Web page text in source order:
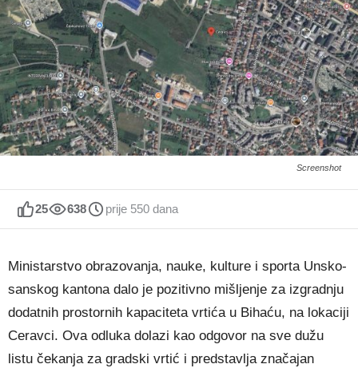
Screenshot
25 638 prije 550 dana
Ministarstvo obrazovanja, nauke, kulture i sporta Unsko-
sanskog kantona dalo je pozitivno mišljenje za izgradnju
dodatnih prostornih kapaciteta vrtića u Bihaću, na lokaciji
Ceravci. Ova odluka dolazi kao odgovor na sve dužu
listu čekanja za gradski vrtić i predstavlja značajan